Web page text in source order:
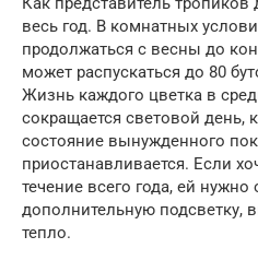
весь год. В комнатных
продолжаться с весны до
может распускаться до 80
Жизнь каждого цветка в
сокращается световой день,
состояние вынужденного
приостанавливается. Если
течение всего года, ей
дополнительную подсветку,
тепло.